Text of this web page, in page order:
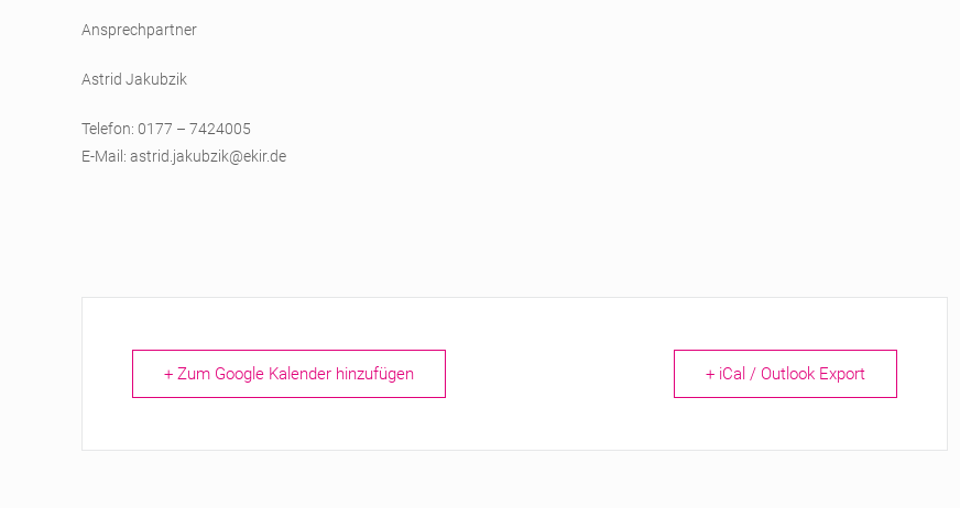
Ansprechpartner
Astrid Jakubzik
Telefon: 0177 – 7424005
E-Mail: astrid.jakubzik@ekir.de
+ Zum Google Kalender hinzufügen + iCal / Outlook Export